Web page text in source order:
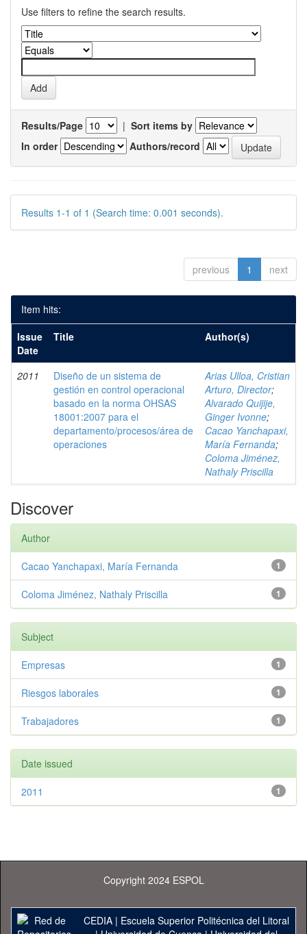
Use filters to refine the search results.
Results/Page | Sort items by
In order
Authors/record
Results 1-1 of 1 (Search time: 0.001 seconds).
previous 1 next
Item hits:
Issue
Date
Title Author(s)
2011
Diseño de un sistema de
gestión en control operacional
basado en la norma OHSAS
18001:2007 para el
departamento/procesos/área de
operaciones
Arias Ulloa, Cristian
Arturo, Director;
Alvarado Quijije,
Ginger Ivonne;
Cacao Yanchapaxi,
María Fernanda;
Coloma Jiménez,
Nathaly Priscilla
Discover
Author
1
Cacao Yanchapaxi, María Fernanda
1
Coloma Jiménez, Nathaly Priscilla
Subject
1
Empresas
1
Riesgos laborales
1
Trabajadores
Date issued
1
2011
Copyright 2024 ESPOL
CEDIA| Escuela Superior Politécnica del Litoral